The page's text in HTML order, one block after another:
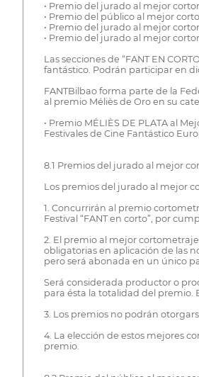
• Premio del jurado al mejor
• Premio del público al mejor
• Premio del jurado al mejor
• Premio del jurado al mejor
Las secciones de “FANT EN
fantástico. Podrán participar en
FANTBilbao forma parte de la
al premio Méliès de Oro en su
• Premio MÉLIÈS DE PLATA al
Festivales de Cine Fantástico
8.1 Premios del jurado al mejor
Los premios del jurado al mejor
1. Concurrirán al premio
Festival “FANT en corto”, por
2. El premio al mejor
obligatorias en aplicación de las
pero será abonada en un único
Será considerada productor o
para ésta la totalidad del premio.
3. Los premios no podrán
4. La elección de estos mejores
premio.